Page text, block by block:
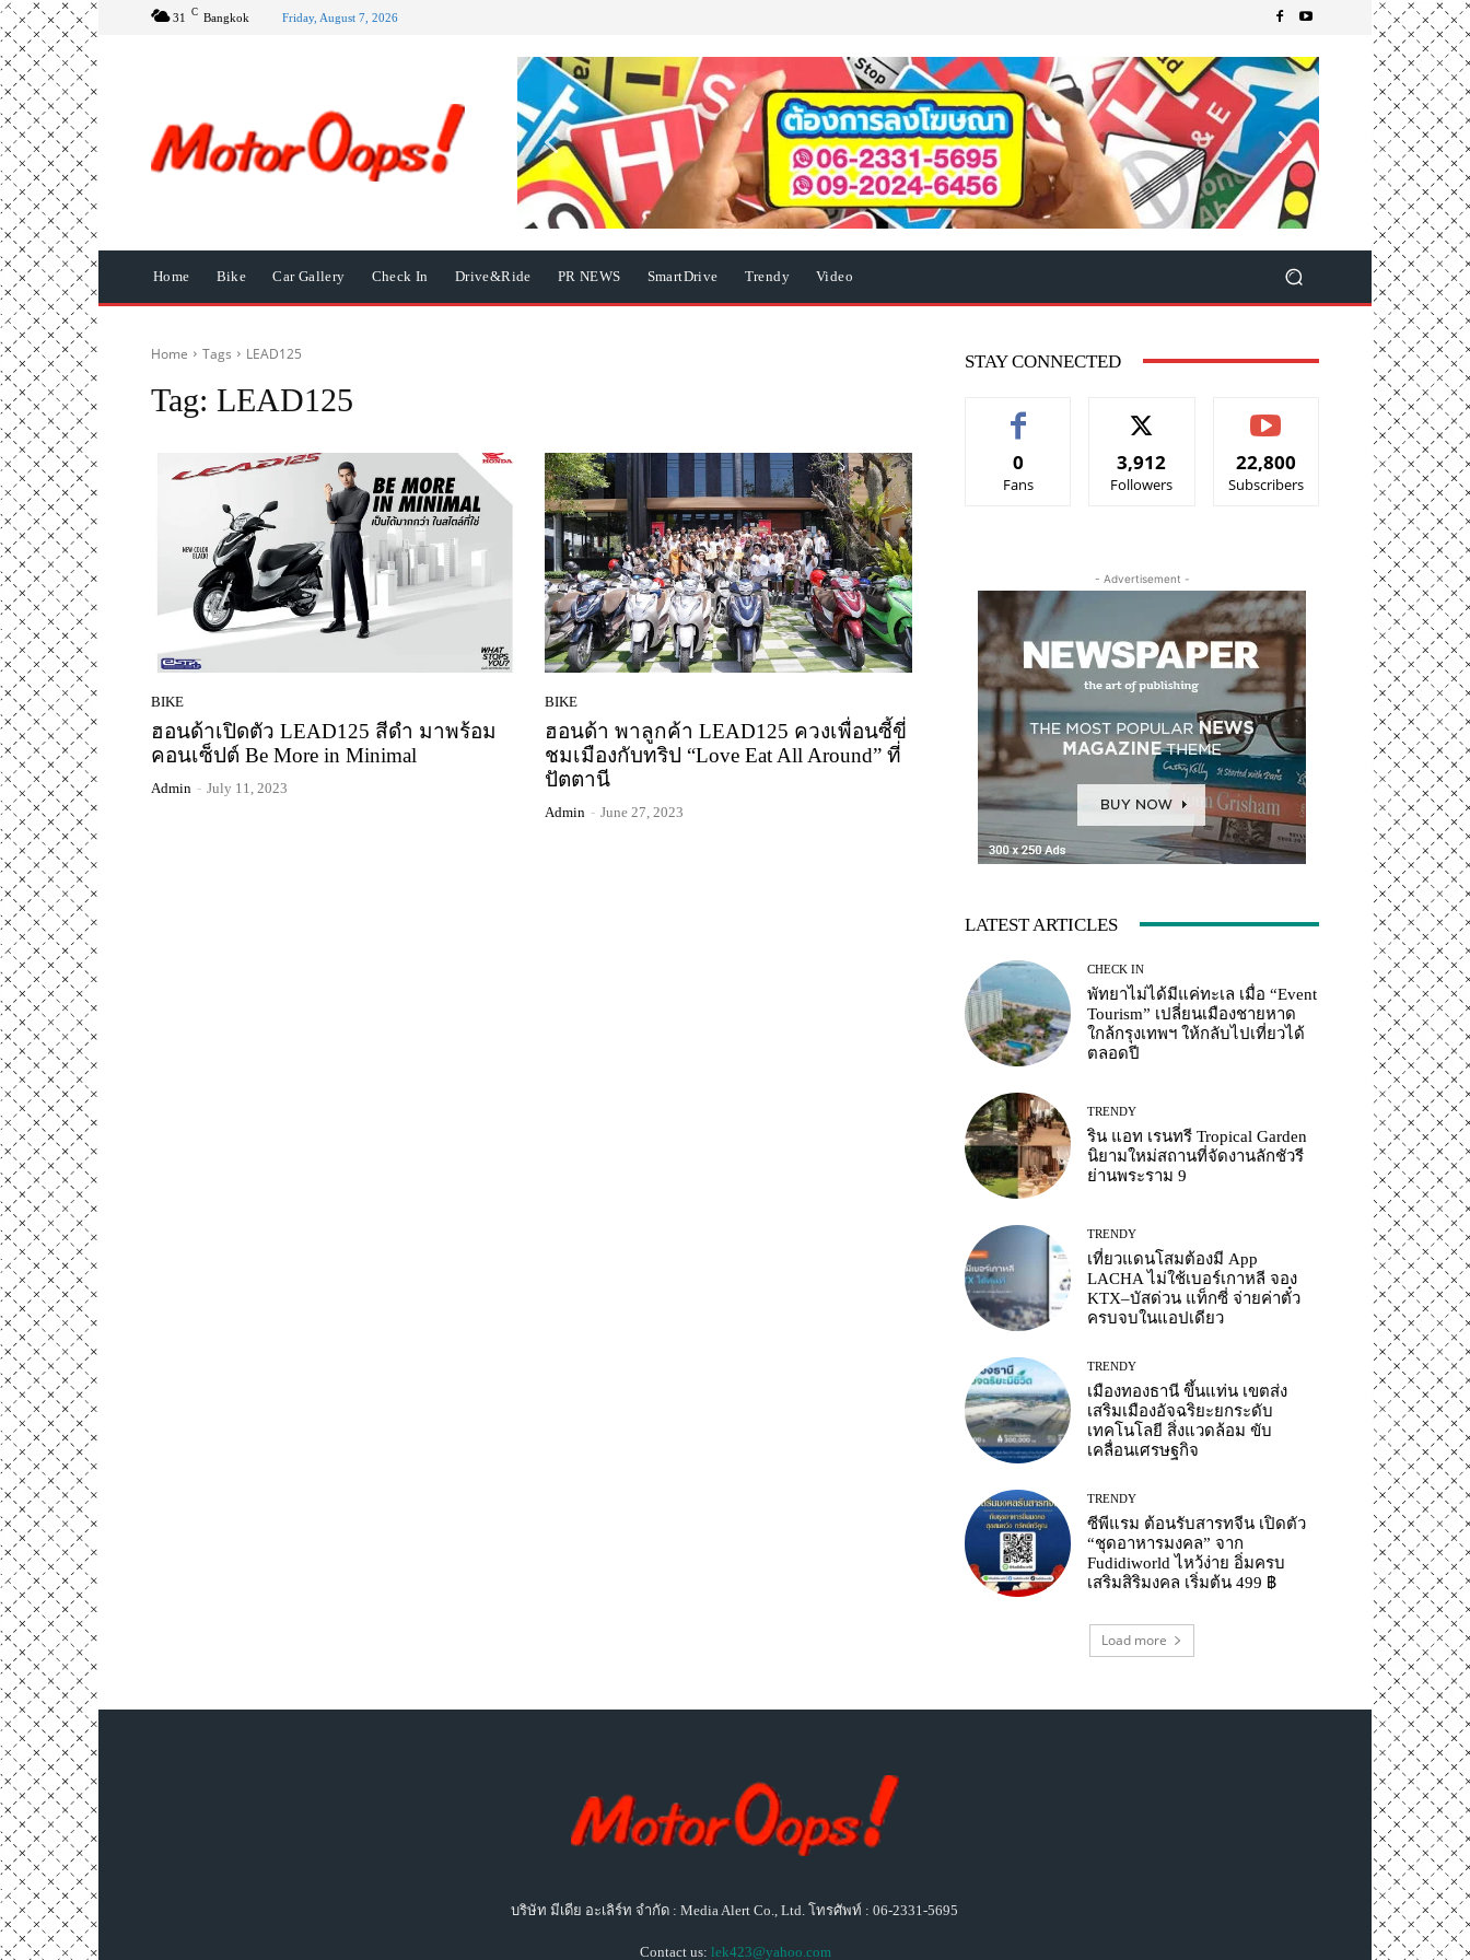
31 C Bangkok Friday, August 7, 2026
Home Bike Car Gallery Check In Drive&Ride PR NEWS SmartDrive Trendy Video
Home Tags LEAD125
Tag: LEAD125
BIKE
ฮอนด้าเปิดตัว LEAD125 สีดำ มาพร้อม
คอนเซ็ปต์ Be More in Minimal
Admin - July 11, 2023
BIKE
ฮอนด้า พาลูกค้า LEAD125 ควงเพื่อนซี้ขี่
ชมเมืองกับทริป “Love Eat All Around” ที่
ปัตตานี
Admin - June 27, 2023
STAY CONNECTED
0
Fans
3,912
Followers
22,800
Subscribers
- Advertisement -
LATEST ARTICLES
CHECK IN
พัทยาไม่ได้มีแค่ทะเล เมื่อ “Event
Tourism” เปลี่ยนเมืองชายหาด
ใกล้กรุงเทพฯ ให้กลับไปเที่ยวได้
ตลอดปี
TRENDY
ริน แอท เรนทรี Tropical Garden
นิยามใหม่สถานที่จัดงานลักชัวรี
ย่านพระราม 9
TRENDY
เที่ยวแดนโสมต้องมี App
LACHA ไม่ใช้เบอร์เกาหลี จอง
KTX–บัสด่วน แท็กซี่ จ่ายค่าตั๋ว
ครบจบในแอปเดียว
TRENDY
เมืองทองธานี ขึ้นแท่น เขตส่ง
เสริมเมืองอัจฉริยะยกระดับ
เทคโนโลยี สิ่งแวดล้อม ขับ
เคลื่อนเศรษฐกิจ
TRENDY
ซีพีแรม ต้อนรับสารทจีน เปิดตัว
“ชุดอาหารมงคล” จาก
Fudidiworld ไหว้ง่าย อิ่มครบ
เสริมสิริมงคล เริ่มต้น 499 ฿
Load more
บริษัท มีเดีย อะเลิร์ท จำกัด : Media Alert Co., Ltd. โทรศัพท์ : 06-2331-5695
Contact us: lek423@yahoo.com